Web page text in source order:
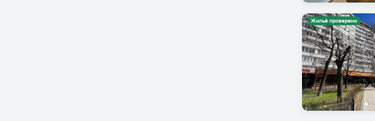
Жильё проверено